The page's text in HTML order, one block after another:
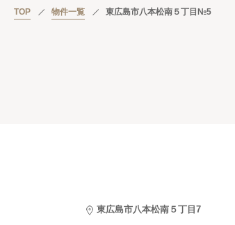
TOP 物件一覧 東広島市八本松南５丁目№5
東広島市八本松南５丁目7